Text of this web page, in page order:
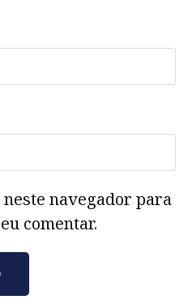
navegador para
comentar.